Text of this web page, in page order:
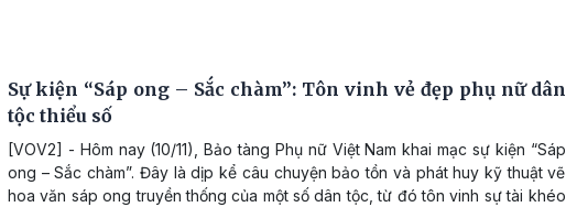
Sự kiện “Sáp ong – Sắc chàm”: Tôn vinh vẻ đẹp phụ nữ dân
tộc thiểu số
[VOV2] - Hôm nay (10/11), Bảo tàng Phụ nữ Việt Nam khai mạc sự kiện “Sáp
ong – Sắc chàm”. Đây là dịp kể câu chuyện bảo tồn và phát huy kỹ thuật vẽ
hoa văn sáp ong truyền thống của một số dân tộc, từ đó tôn vinh sự tài khéo